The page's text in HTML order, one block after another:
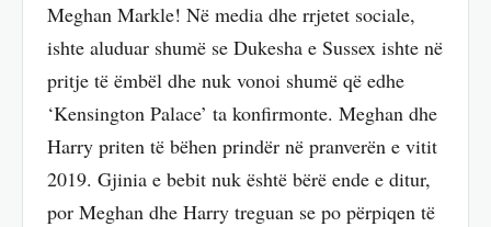
Meghan Markle! Në media dhe rrjetet sociale,
ishte aluduar shumë se Dukesha e Sussex ishte në
pritje të ëmbël dhe nuk vonoi shumë që edhe
‘Kensington Palace’ ta konfirmonte. Meghan dhe
Harry priten të bëhen prindër në pranverën e vitit
2019. Gjinia e bebit nuk është bërë ende e ditur,
por Meghan dhe Harry treguan se po përpiqen të